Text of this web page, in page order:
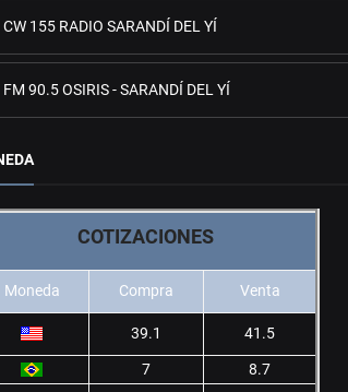
CW 155 RADIO SARANDÍ DEL YÍ
FM 90.5 OSIRIS - SARANDÍ DEL YÍ
COTIZACIONES
Moneda Compra Venta
39.1 41.5
7
8.7